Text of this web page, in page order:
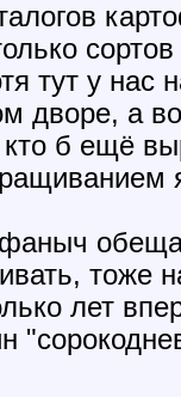
тут у нас
дворе, а
б ещё
тоже
лет